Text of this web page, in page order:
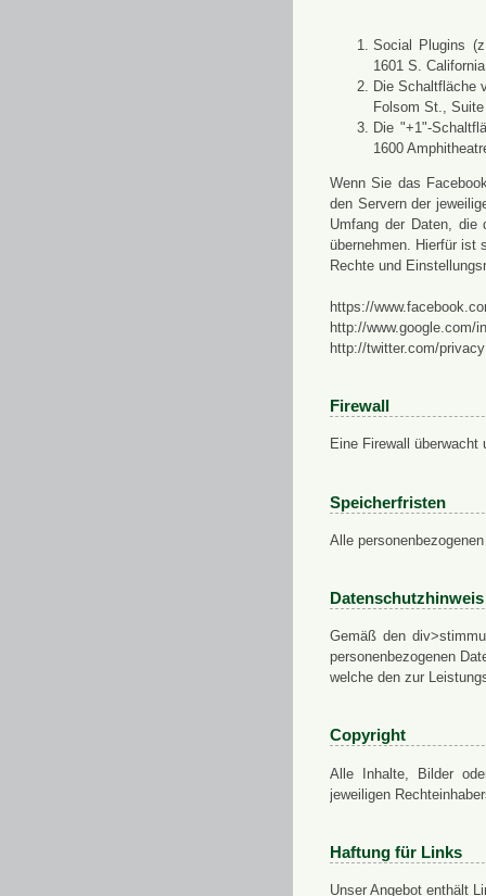
Social Plugins
1601 S.
Die Schaltfläche
Folsom St.,
Die "+1"-
1600
Wenn Sie das
den Servern der
Umfang der Daten, die
übernehmen. Hierfür ist
Rechte und
https://
http://www.google.com/
http://twitter.com/privacy
Firewall
Eine Firewall
Speicherfristen
Alle
Datenschutzhinweis
Gemäß den
personenbezogenen
welche den zur
Copyright
Alle Inhalte, Bilder
jeweiligen
Haftung für Links
Unser Angebot enthält